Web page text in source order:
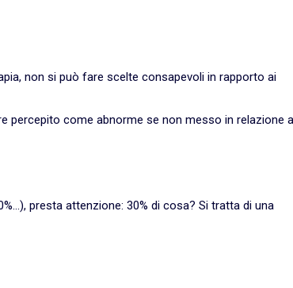
non si può fare scelte consapevoli in rapporto ai
percepito come abnorme se non messo in relazione a
presta attenzione: 30% di cosa? Si tratta di una